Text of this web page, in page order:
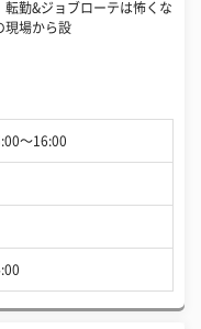
転勤&ジョブローテは怖くな
現場から設
〜16:00